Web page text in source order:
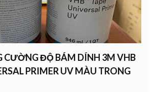
CƯỜNG ĐỘ BÁM DÍNH 3M VHB
PRIMER UV MÀU TRONG